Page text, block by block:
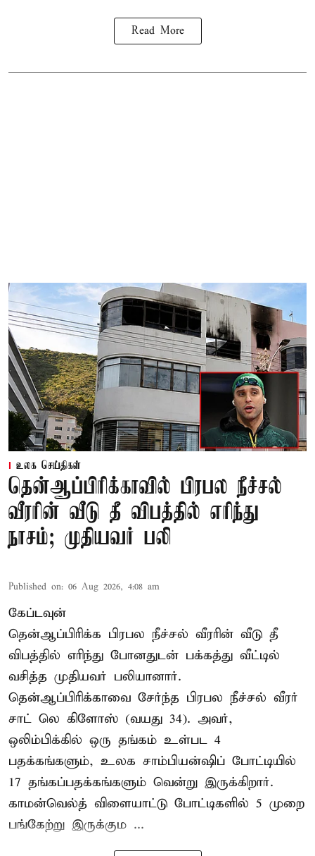
Read More
உலக செய்திகள்
தென்ஆப்பிரிக்காவில் பிரபல நீச்சல்
வீரரின் வீடு தீ விபத்தில் எரிந்து
நாசம்; முதியவர் பலி
Published on: 06 Aug 2026, 4:08 am
கேப்டவுன்
தென்ஆப்பிரிக்க பிரபல நீச்சல் வீரரின் வீடு தீ
விபத்தில் எரிந்து போனதுடன் பக்கத்து வீட்டில்
வசித்த முதியவர் பலியானார்.
தென்ஆப்பிரிக்காவை சேர்ந்த பிரபல நீச்சல் வீரர்
சாட் லெ கிளோஸ் (வயது 34). அவர்,
ஒலிம்பிக்கில் ஒரு தங்கம் உள்பட 4
பதக்கங்களும், உலக சாம்பியன்ஷிப் போட்டியில்
17 தங்கப்பதக்கங்களும் வென்று இருக்கிறார்.
காமன்வெல்த் விளையாட்டு போட்டிகளில் 5 முறை
பங்கேற்று இருக்கும ...